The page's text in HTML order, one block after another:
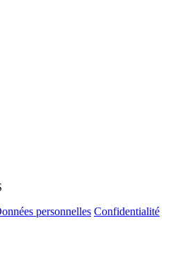
personnelles Confidentialité